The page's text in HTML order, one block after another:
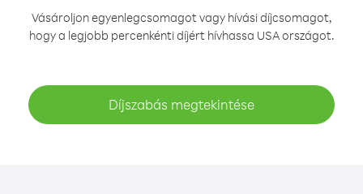
Vásároljon egyenlegcsomagot vagy hívási díjcsomagot,
hogy a legjobb percenkénti díjért hívhassa USA országot.
Díjszabás megtekintése